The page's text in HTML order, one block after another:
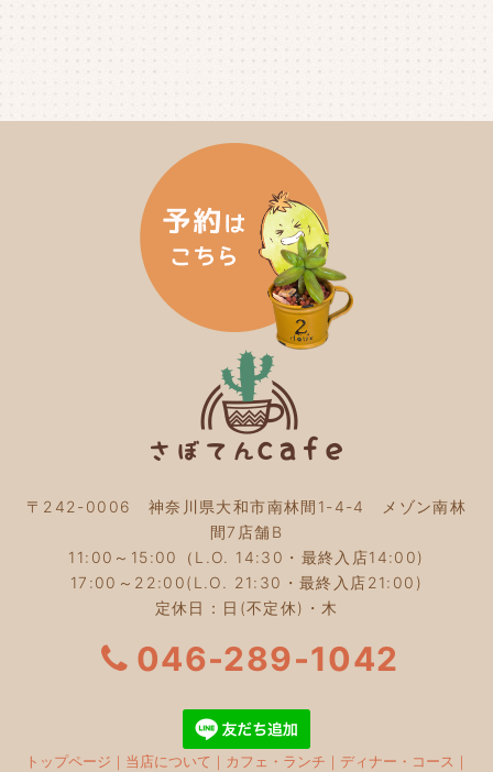
2024年8月
2024年4月
(4)
(5)
2024年2月(5)
2024年1月(3)
2023年12月(4)
2023年11月(4)
2023年10月(5)
2023年9月(2)
2023年8月
2023年7月(4)
2023年6月(5)
2023年5月 (2)
2023年4月 (2)
2023年2月(4)
2023年1月(3)
2022年12月(4)
2022年11月(4)
2022年10月 (4)
2022年8月(3)
2022年6月(3)
2022年5月(3)
2022年4月(5)
〒242-0006 神奈川県大和市南林間1-4-4 メゾン南林
間7店舗B
11:00～15:00（L.O. 14:30・最終入店14:00)
17:00～22:00(L.O. 21:30・最終入店21:00)
定休日：日(不定休)・木
046-289-1042
トップページ ｜ 当店について ｜ カフェ・ランチ ｜ ディナー・コース ｜